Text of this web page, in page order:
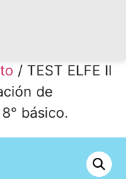
/ TEST ELFE II
de
básico.